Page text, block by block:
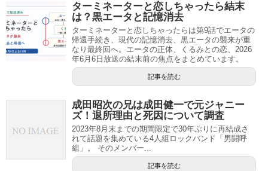
ターミネーターと恋しちゃったら結末
は？黒エータと記憶消去
ターミネーターと恋しちゃったらは第9話でエータの
帰還手続き、現代の記憶消去、黒エータの襲来が重
なり最終回へ。エータの正体、くるみとの恋、2026
年6月6日放送の結末前の焦点をまとめています。
記事を読む
成田昭次の兄は成田健一で元ジャニー
ズ！退所理由と死因について調査
2023年8月末までの期間限定で30年ぶりに再結成さ
れて話題を集めている4人組ロックバンド「男闘呼
組」。 そのメンバー...
記事を読む